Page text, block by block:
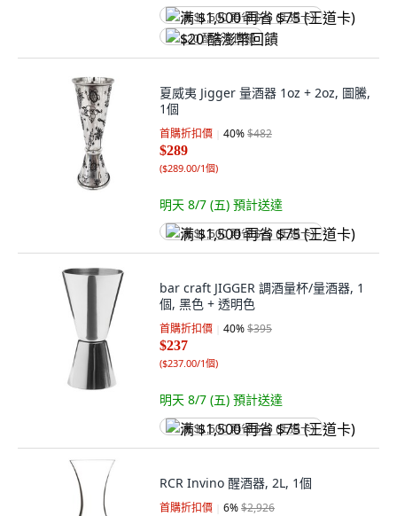
满 $1,500 再省 $75 (王道卡)
$20 酷澎幣回饋
夏威夷 Jigger 量酒器 1oz + 2oz, 圖騰,
1個
首購折扣價 40%$482
$289
($289.00/1個)
明天 8/7 (五) 預計送達
满 $1,500 再省 $75 (王道卡)
bar craft JIGGER 調酒量杯/量酒器, 1
個, 黑色 + 透明色
首購折扣價 40%$395
$237
($237.00/1個)
明天 8/7 (五) 預計送達
满 $1,500 再省 $75 (王道卡)
RCR Invino 醒酒器, 2L, 1個
首購折扣價 6%$2,926